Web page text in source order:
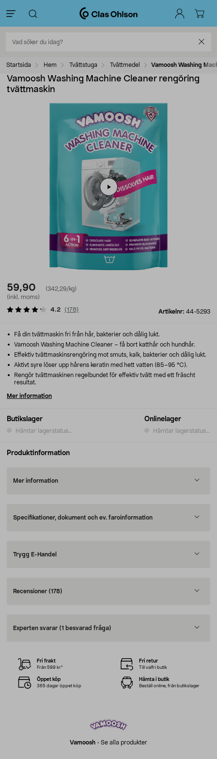
Startsida Hem Tvättstuga Tvättmedel Vamoosh Washing
Vamoosh Washing Machine Cleaner rengöring
tvättmaskin
59,90
(342,29/kg)
(inkl. moms)
Artikelnr: 44-5293
4.2 (178)
Butikslager
Hämtar lagerstatus...
Onlinelager
Hämtar lagerstatus...
Få din tvättmaskin fri från hår, bakterier och dålig lukt.
Vamoosh Washing Machine Cleaner – få bort katthår och hundhår.
Effektiv tvättmaskinsrengöring mot smuts, kalk, bakterier och dålig lukt.
Aktivt syre löser upp hårens keratin med hett vatten (85–95 °C).
Rengör tvättmaskinen regelbundet för effektiv tvätt med ett fräscht
resultat.
Mer information
Produktinformation
Mer information
Specifikationer, dokument och ev. faroinformation
Trygg E-Handel
Recensioner (178)
Experten svarar (1 besvarad fråga)
Vamoosh - Se alla produkter
Fri frakt
Från 599 kr*
Fri retur
Till valfri butik
Öppet köp
365 dagar öppet köp
Hämta i butik
Beställ online, från butikslager